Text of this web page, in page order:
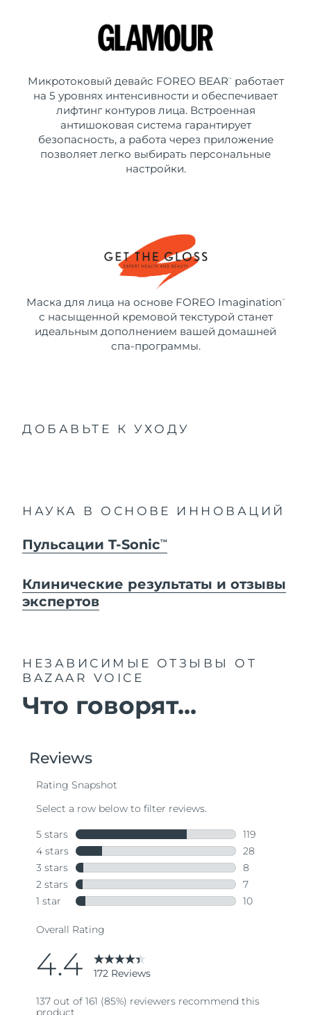
Микротоковый девайс FOREO BEAR ™
работает
на 5 уровнях интенсивности и обеспечивает
лифтинг контуров лица. Встроенная
антишоковая система гарантирует
безопасность, а работа через приложение
позволяет легко выбирать персональные
настройки.
Маска для лица на основе FOREO Imagination ™
с насыщенной кремовой текстурой станет
идеальным дополнением вашей домашней
спа-программы.
ДОБАВЬТЕ К УХОДУ
НАУКА В ОСНОВЕ ИННОВАЦИЙ
Пульсации T-SonicTM
Клинические результаты и отзывы
экспертов
НЕЗАВИСИМЫЕ ОТЗЫВЫ
ОТ
BAZAAR VOICE
Что говорят...